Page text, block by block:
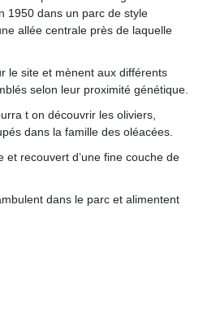
1950 dans un parc de style
allée centrale près de laquelle
le site et mènent aux différents
selon leur proximité génétique.
t on découvrir les oliviers,
dans la famille des oléacées.
et recouvert d’une fine couche de
dans le parc et alimentent